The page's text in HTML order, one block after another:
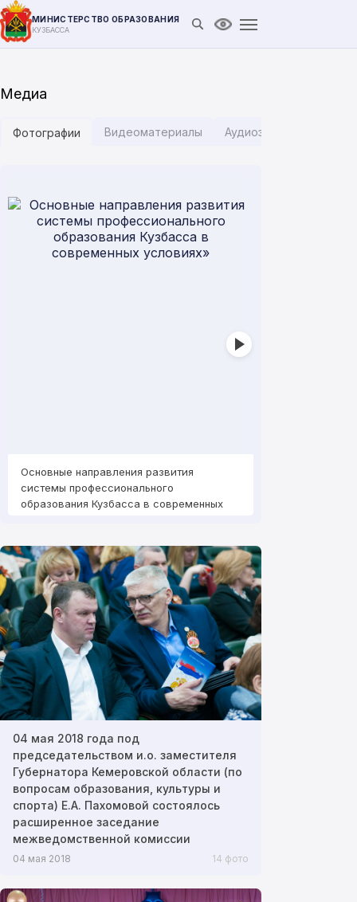
МИНИСТЕРСТВО ОБРАЗОВАНИЯ
КУЗБАССА Открыть поиск
Версия для
Медиа
Фотографии Видеоматериалы Аудиозаписи
Основные направления развития
системы профессионального
образования Кузбасса в современных
04 мая 2018 года под
председательством и.о. заместителя
Губернатора Кемеровской области (по
вопросам образования, культуры и
спорта) Е.А. Пахомовой состоялось
расширенное заседание
межведомственной комиссии
04 мая 2018 14 фото